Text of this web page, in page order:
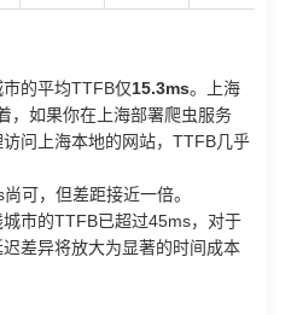
的平均TTFB仅15.3ms。上海
，如果你在上海部署爬虫服务
问上海本地的网站，TTFB几乎
可，但差距接近一倍。
城市的TTFB已超过45ms，对于
差异将放大为显著的时间成本